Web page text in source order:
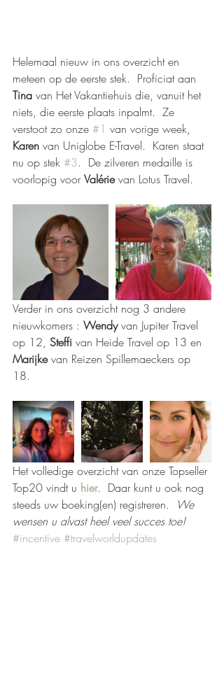
Helemaal nieuw in ons overzicht en
meteen op de eerste stek.  Proficiat aan
Tina van Het Vakantiehuis die, vanuit het
niets, die eerste plaats inpalmt.  Ze
verstoot zo onze #1 van vorige week,
Karen van Uniglobe E-Travel.  Karen staat
nu op stek #3.  De zilveren medaille is
voorlopig voor Valérie van Lotus Travel.
Verder in ons overzicht nog 3 andere
nieuwkomers : Wendy van Jupiter Travel
op 12, Steffi van Heide Travel op 13 en
Marijke van Reizen Spillemaeckers op
18.
Het volledige overzicht van onze Topseller
Top20 vindt u hier.  Daar kunt u ook nog
steeds uw boeking(en) registreren.
We
wensen u alvast heel veel succes toe!
#incentive #travelworldupdates